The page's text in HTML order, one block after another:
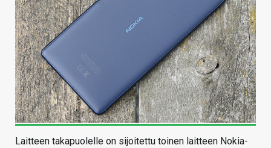
Laitteen takapuolelle on sijoitettu toinen laitteen Nokia-